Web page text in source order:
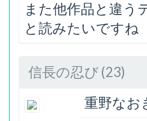
また他作品と違う
と読みたいですね
信長の忍び (23)
重野なお